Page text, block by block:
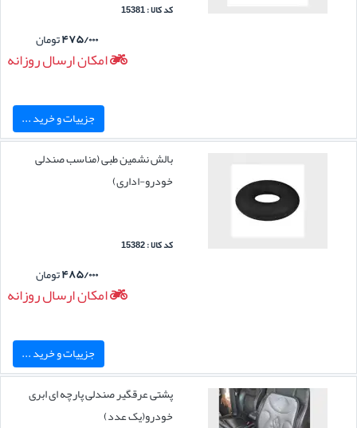
کد کالا : 15381
۴۷۵/۰۰۰تومان
امکان ارسال روزانه
جزییات و خرید ...
بالش نشمین طبی (مناسب صندلی
خودرو-اداری)
کد کالا : 15382
۴۸۵/۰۰۰تومان
امکان ارسال روزانه
جزییات و خرید ...
پشتی عرقگیر صندلی پارچه ای ابری
خودرو(یک عدد)